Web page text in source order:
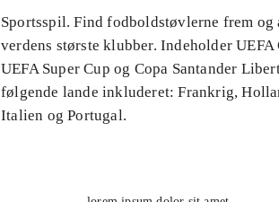
Sportsspil. Find fodboldstøvlerne frem
verdens største klubber. Indeholder
UEFA Super Cup og Copa Santander
følgende lande inkluderet: Frankrig,
Italien og Portugal.